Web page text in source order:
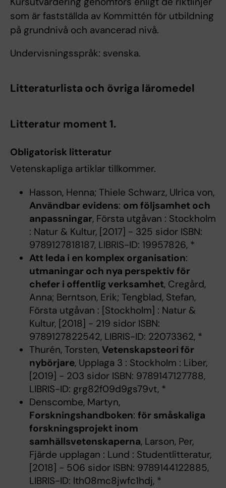
som är fastställda av Kommittén för utbildning
på grundnivå och avancerad nivå.
Undervisningsspråk: svenska.
Litteraturlista och övriga läromedel
Litteratur moment 1.
Obligatorisk litteratur
Vetenskapliga artiklar tillkommer.
Hasson, Henna; Thiele Schwarz, Ulrica von,
Användbar evidens: om följsamhet och
anpassningar, Första utgåvan : Stockholm
: Natur & Kultur, [2017] - 325 sidor ISBN:
9789127818187, LIBRIS-ID: 19957826, *
Att leda i en komplex organisation:
utmaningar och nya perspektiv för
chefer i offentlig verksamhet, Cregård,
Anna; Berntson, Erik; Tengblad, Stefan,
Första utgåvan : [Stockholm] : Natur &
Kultur, [2018] - 219 sidor ISBN:
9789127822542, LIBRIS-ID: 22073362, *
Thurén, Torsten, Vetenskapsteori för
nybörjare, Upplaga 3 : Stockholm : Liber,
[2019] - 203 sidor ISBN: 9789147127788,
LIBRIS-ID: grg82f09d9gs79vt, *
Denscombe, Martyn,
Forskningshandboken: för småskaliga
forskningsprojekt inom
samhällsvetenskaperna, Larson, Per,
Fjärde upplagan : Lund : Studentlitteratur,
[2018] - 506 sidor ISBN: 9789144122885,
LIBRIS-ID: lth08mc8jwfc1hdj, *